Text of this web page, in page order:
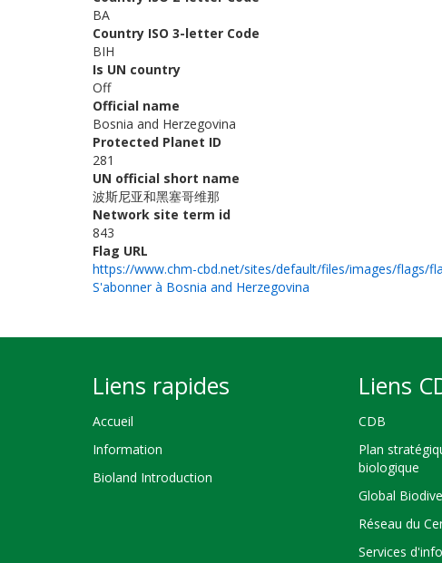
BA
Country ISO 3-letter Code
BIH
Is UN country
Off
Official name
Bosnia and Herzegovina
Protected Planet ID
281
UN official short name
波斯尼亚和黑塞哥维那
Network site term id
843
Flag URL
https://www.chm-cbd.net/sites/default/files/images/flags/
S'abonner à Bosnia and Herzegovina
Liens rapides
Accueil
Information
Bioland Introduction
Liens
CDB
Plan
biologique
Global
Réseau du
Services